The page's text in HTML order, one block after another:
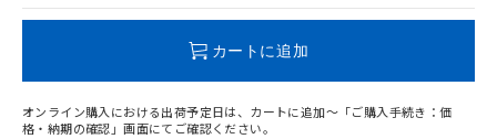
カートに追加
オンライン購入における出荷予定日は、カートに追加～「ご購入手続き：価
格・納期の確認」画面にてご確認ください。